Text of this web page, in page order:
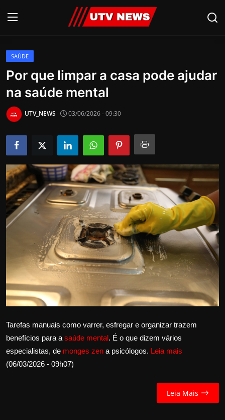
AO VIVO
PIRACICABA
CAMPINAS
LIMEIRA
ESPIRITO SANTO
Economia
Cultura
Internacional
APOIE
Educação
Política
Saúde
SAÚDE
Por que limpar a casa pode ajudar
na saúde mental
UTV_NEWS 03/06/2026 - 09:30
Tarefas manuais como varrer, esfregar e organizar trazem
benefícios para a saúde mental. É o que dizem vários
especialistas, de monges zen a psicólogos. Leia mais
(06/03/2026 - 09h07)
Leia Mais